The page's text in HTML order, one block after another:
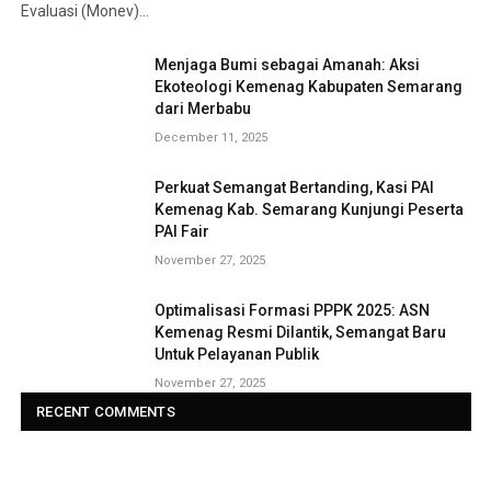
Evaluasi (Monev)…
Menjaga Bumi sebagai Amanah: Aksi
Ekoteologi Kemenag Kabupaten Semarang
dari Merbabu
December 11, 2025
Perkuat Semangat Bertanding, Kasi PAI
Kemenag Kab. Semarang Kunjungi Peserta
PAI Fair
November 27, 2025
Optimalisasi Formasi PPPK 2025: ASN
Kemenag Resmi Dilantik, Semangat Baru
Untuk Pelayanan Publik
November 27, 2025
RECENT COMMENTS